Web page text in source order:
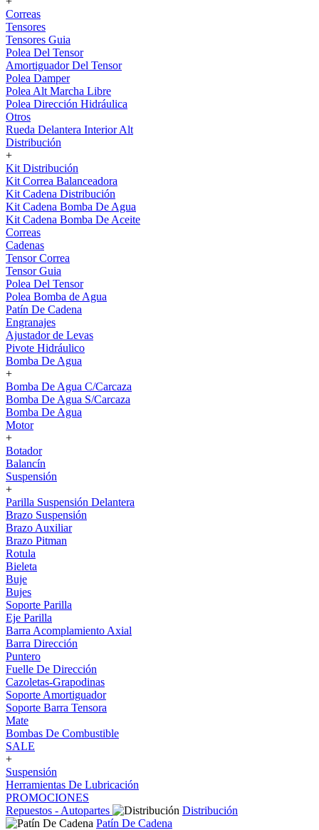
Correas
Tensores
Tensores Guia
Polea Del Tensor
Amortiguador Del Tensor
Polea Damper
Polea Alt Marcha Libre
Polea Dirección Hidráulica
Otros
Rueda Delantera Interior Alt
Distribución
+
Kit Distribución
Kit Correa Balanceadora
Kit Cadena Distribución
Kit Cadena Bomba De Agua
Kit Cadena Bomba De Aceite
Correas
Cadenas
Tensor Correa
Tensor Guia
Polea Del Tensor
Polea Bomba de Agua
Patín De Cadena
Engranajes
Ajustador de Levas
Pivote Hidráulico
Bomba De Agua
+
Bomba De Agua C/Carcaza
Bomba De Agua S/Carcaza
Bomba De Agua
Motor
+
Botador
Balancín
Suspensión
+
Parilla Suspensión Delantera
Brazo Suspensión
Brazo Auxiliar
Brazo Pitman
Rotula
Bieleta
Buje
Bujes
Soporte Parilla
Eje Parilla
Barra Acomplamiento Axial
Barra Dirección
Puntero
Fuelle De Dirección
Cazoletas-Grapodinas
Soporte Amortiguador
Soporte Barra Tensora
Mate
Bombas De Combustible
SALE
+
Suspensión
Herramientas De Lubricación
PROMOCIONES
Repuestos - Autopartes
Distribución
Patín De Cadena